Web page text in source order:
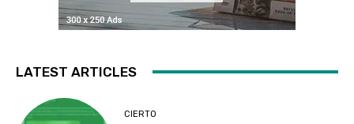
LATEST ARTICLES
CIERTO